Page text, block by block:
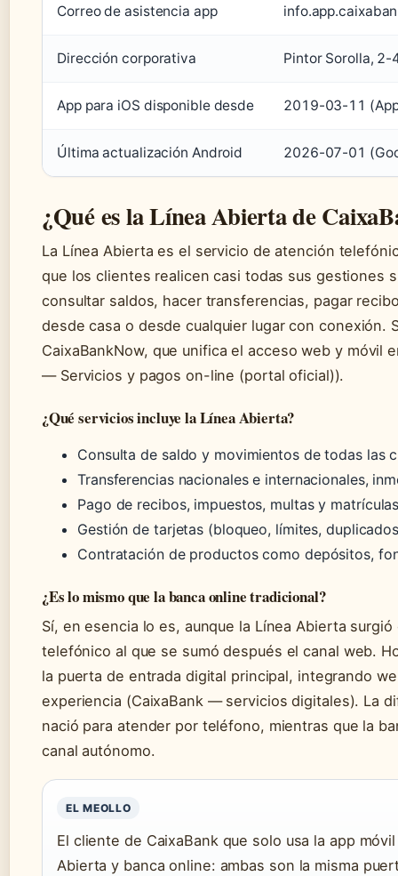
Correo de asistencia app
Dirección corporativa Pintor Sorolla,
App para iOS disponible desde 2019-03-11
Última actualización Android 2026-07-01
¿Qué es la Línea Abierta de
La Línea Abierta es el servicio de atención
que los clientes realicen casi todas sus gestiones
consultar saldos, hacer transferencias, pagar
desde casa o desde cualquier lugar con conexión.
CaixaBankNow, que unifica el acceso web y móvil
— Servicios y pagos on-line (portal oficial)).
¿Qué servicios incluye la Línea Abierta?
Consulta de saldo y movimientos de todas las
Transferencias nacionales e internacionales,
Pago de recibos, impuestos, multas y
Gestión de tarjetas (bloqueo, límites,
Contratación de productos como depósitos,
¿Es lo mismo que la banca online tradicional?
Sí, en esencia lo es, aunque la Línea Abierta
telefónico al que se sumó después el canal web.
la puerta de entrada digital principal, integrando
experiencia (CaixaBank — servicios digitales). La
nació para atender por teléfono, mientras que la
canal autónomo.
EL MEOLLO
El cliente de CaixaBank que solo usa la app
Abierta y banca online: ambas son la misma